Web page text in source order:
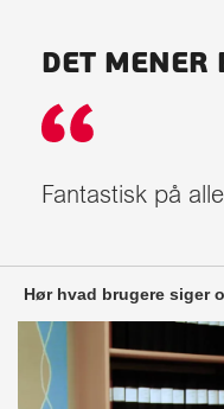
DET MENER
Fantastisk på
Hør hvad brugere siger